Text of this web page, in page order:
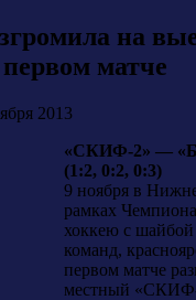
на
матче
2013
«СКИФ-2» —
(1:2, 0:2, 0:3)
9 ноября в
рамках
хоккею с
команд,
первом матче
местный «СКИФ-